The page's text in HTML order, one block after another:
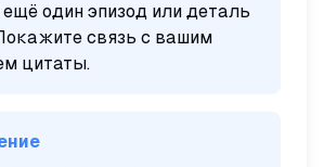
один эпизод или деталь
связь с вашим
цитаты.